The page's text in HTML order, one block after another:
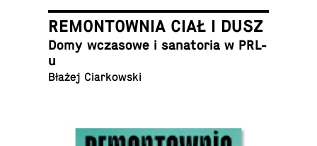
REMONTOWNIA CIAŁ I DUSZ
Domy wcza­sowe i sana­to­ria w PRL-
u
Błażej Ciarkowski